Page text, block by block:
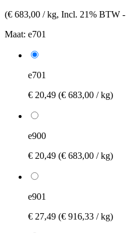
(€ 683,00 / kg, Incl. 21% BTW -
Maat: e701
e701
€ 20,49 (€ 683,00 / kg)
e900
€ 20,49 (€ 683,00 / kg)
e901
€ 27,49 (€ 916,33 / kg)